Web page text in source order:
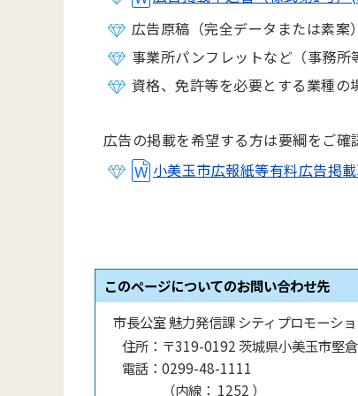
広告原稿（完全データまたは素案）
事業所パンフレットなど（事務所
資格、免許等を必要とする業種
広告の掲載を希望する方は要綱をご確
小美玉市広報紙等有料広告掲
このページについてのお問い合わせ先
市長公室 魅力発信課 シティプロモーシ
住所： 〒319-0192 茨城県小美玉市堅
電話： 0299-48-1111
（内線 ： 1252 ）